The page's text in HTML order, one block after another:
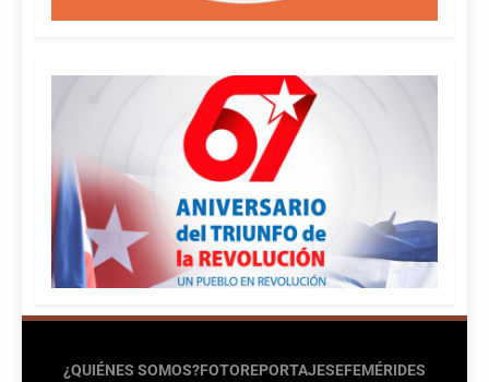
¿QUIÉNES SOMOS?FOTOREPORTAJESEFEMÉRIDES